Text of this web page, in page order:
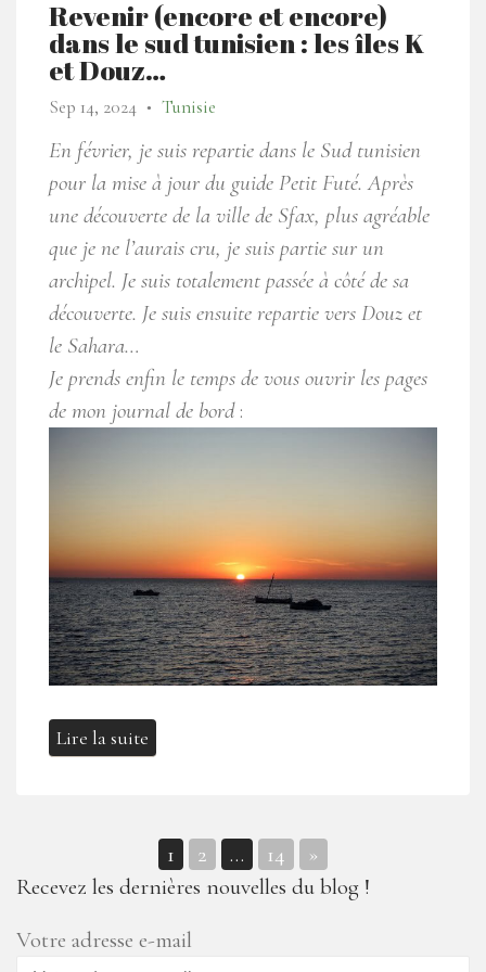
Revenir (encore et encore)
dans le sud tunisien : les îles K
et Douz…
Sep 14, 2024 ● Tunisie
En février, je suis repartie dans le Sud tunisien
pour la mise à jour du guide Petit Futé. Après
une découverte de la ville de Sfax, plus agréable
que je ne l’aurais cru, je suis partie sur un
archipel. Je suis totalement passée à côté de sa
découverte. Je suis ensuite repartie vers Douz et
le Sahara…
Je prends enfin le temps de vous ouvrir les pages
de mon journal de bord:
Lire la suite
Navigation
des
1 2 … 14
»
Recevez les dernières nouvelles du blog !
Votre adresse e-mail